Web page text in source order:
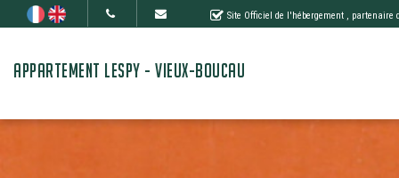
Site Officiel de l'hébergement , partenaire
APPARTEMENT LESPY - VIEUX-BOUCAU